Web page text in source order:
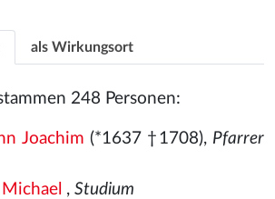
als Wirkungsort
248 Personen:
Joachim (*1637 †1708), Pfarrer
, Studium